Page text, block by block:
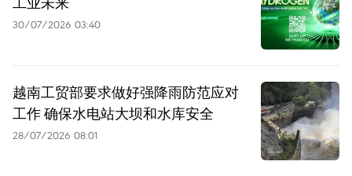
30/07/2026 03:40
越南工贸部要求做好强降雨防范应对
工作 确保水电站大坝和水库安全
28/07/2026 08:01